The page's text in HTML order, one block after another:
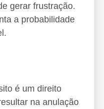
gerar frustração.
a probabilidade
é um direito
na anulação